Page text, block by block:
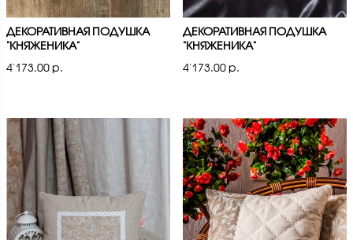
ДЕКОРАТИВНАЯ ПОДУШКА
"КНЯЖЕНИКА"
4'173.00 р.
ДЕКОРАТИВНАЯ ПОДУШКА
"КНЯЖЕНИКА"
4'173.00 р.